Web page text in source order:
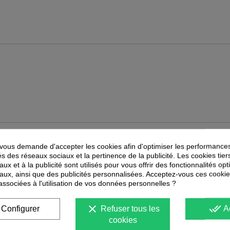
ÉGALEMENT VOUS INTÉRESSER
-30% PROMOTION
-30 %
demande d'accepter les cookies afin d'optimiser les
des réseaux sociaux et la pertinence de la publicité. Les cookies
et à la publicité sont utilisés pour vous offrir des fonctionnalités
ainsi que des publicités personnalisées. Acceptez-vous ces
à l'utilisation de vos données personnelles ?
done_all
clear Refuser tous les
cookies
Configurer